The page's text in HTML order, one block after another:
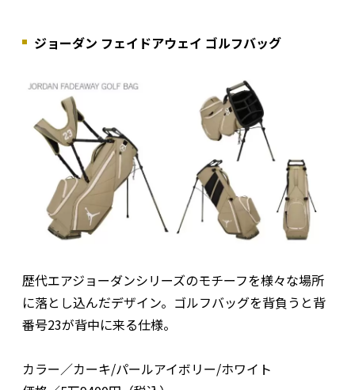
ジョーダン フェイドアウェイ ゴルフバッグ
歴代エアジョーダンシリーズのモチーフを様々な場所
に落とし込んだデザイン。ゴルフバッグを背負うと背
番号23が背中に来る仕様。
カラー／カーキ/パールアイボリー/ホワイト